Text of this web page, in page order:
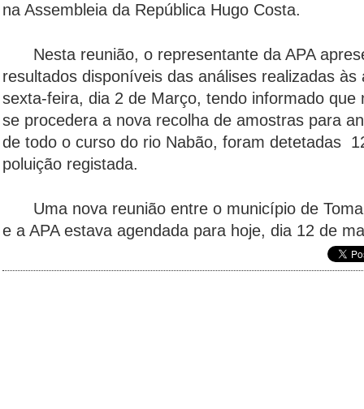
na Assembleia da República Hugo Costa.
Nesta reunião, o representante da APA
resultados disponíveis das análises realizadas
sexta-feira, dia 2 de Março, tendo informado que
se procedera a nova recolha de amostras para
de todo o curso do rio Nabão, foram detetadas
poluição registada.
Uma nova reunião entre o município de
e a APA estava agendada para hoje, dia 12 de